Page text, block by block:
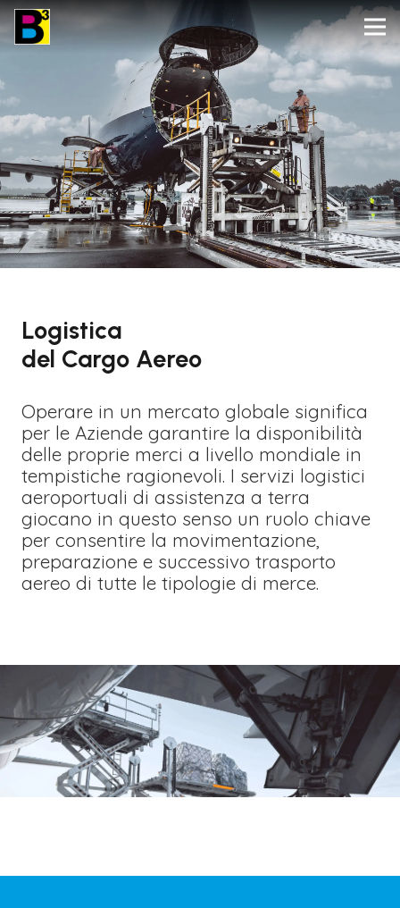
Logistica
del Cargo Aereo
Operare in un mercato globale significa
per le Aziende garantire la disponibilità
delle proprie merci a livello mondiale in
tempistiche ragionevoli. I servizi logistici
aeroportuali di assistenza a terra
giocano in questo senso un ruolo chiave
per consentire la movimentazione,
preparazione e successivo trasporto
aereo di tutte le tipologie di merce.